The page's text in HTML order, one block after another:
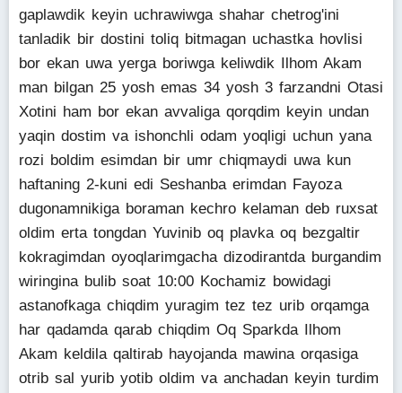
gaplawdik keyin uchrawiwga shahar chetrog'ini
tanladik bir dostini toliq bitmagan uchastka hovlisi
bor ekan uwa yerga boriwga keliwdik Ilhom Akam
man bilgan 25 yosh emas 34 yosh 3 farzandni Otasi
Xotini ham bor ekan avvaliga qorqdim keyin undan
yaqin dostim va ishonchli odam yoqligi uchun yana
rozi boldim esimdan bir umr chiqmaydi uwa kun
haftaning 2-kuni edi Seshanba erimdan Fayoza
dugonamnikiga boraman kechro kelaman deb ruxsat
oldim erta tongdan Yuvinib oq plavka oq bezgaltir
kokragimdan oyoqlarimgacha dizodirantda burgandim
wiringina bulib soat 10:00 Kochamiz bowidagi
astanofkaga chiqdim yuragim tez tez urib orqamga
har qadamda qarab chiqdim Oq Sparkda Ilhom
Akam keldila qaltirab hayojanda mawina orqasiga
otrib sal yurib yotib oldim va anchadan keyin turdim